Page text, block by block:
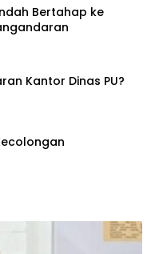
Bertahap ke
Kantor Dinas PU?